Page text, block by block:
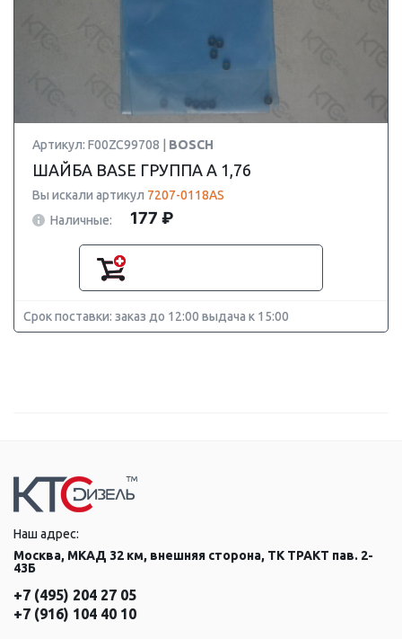
Артикул: F00ZC99708 | BOSCH
ШАЙБА BASE ГРУППА A 1,76
Вы искали артикул 7207-0118AS
Наличные:
177 ₽
Срок поставки: заказ до 12:00 выдача к 15:00
Наш адрес:
Москва, МКАД 32 км, внешняя сторона, ТК ТРАКТ пав. 2-
43Б
+7 (495) 204 27 05
+7 (916) 104 40 10